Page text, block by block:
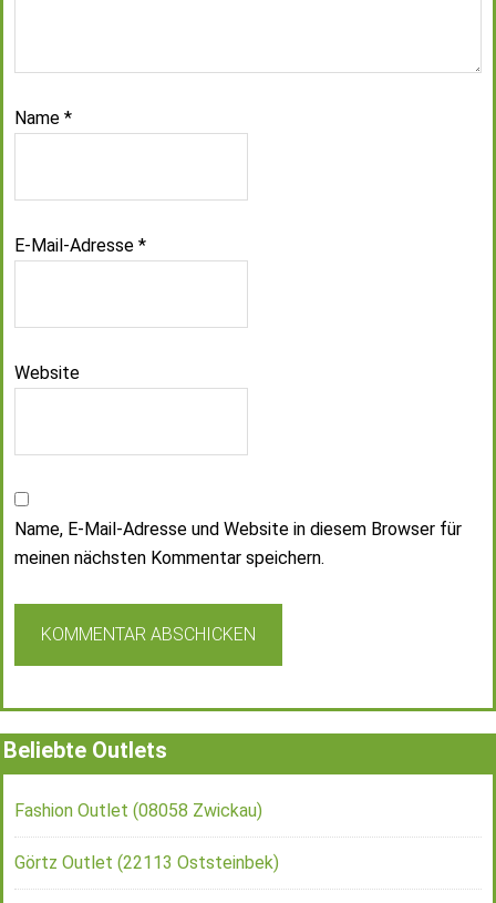
Name *
E-Mail-Adresse *
Website
Name, E-Mail-Adresse und Website in diesem Browser für
meinen nächsten Kommentar speichern.
Beliebte Outlets
Fashion Outlet (08058 Zwickau)
Görtz Outlet (22113 Oststeinbek)